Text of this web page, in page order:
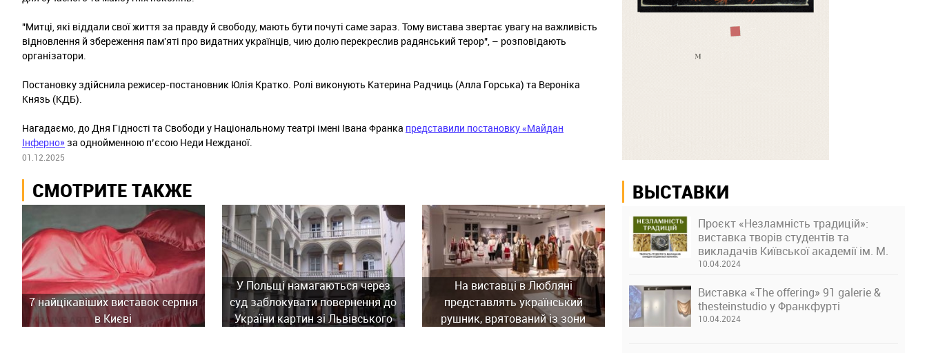
"Митці, які віддали свої життя за правду й свободу, мають бути почуті саме зараз. Тому вистава звертає увагу на важливість
відновлення й збереження пам'яті про видатних українців, чию долю перекреслив радянський терор", – розповідають
організатори.
Постановку здійснила режисер-постановник Юлія Кратко. Ролі виконують Катерина Радчиць (Алла Горська) та Вероніка
Князь (КДБ).
Нагадаємо, до Дня Гідності та Свободи у Національному театрі імені Івана Франка представили постановку «Майдан
Інферно» за однойменною п’єсою Неди Нежданої.
01.12.2025
СМОТРИТЕ ТАКЖЕ
7 найцікавіших виставок серпня
в Києві
У Польщі намагаються через
суд заблокувати повернення до
України картин зі Львівського
На виставці в Любляні
представлять український
рушник, врятований із зони
ВЫСТАВКИ
Проєкт «Незламність традицій»:
виставка творів студентів та
викладачів Київської академії ім. М.
Бойчука
10.04.2024
Виставка «The offering» 91 galerie &
thesteinstudio у Франкфурті
10.04.2024